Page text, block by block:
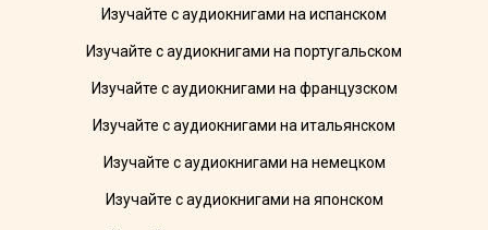
Изучайте с аудиокнигами на испанском
Изучайте с аудиокнигами на португальском
Изучайте с аудиокнигами на французском
Изучайте с аудиокнигами на итальянском
Изучайте с аудиокнигами на немецком
Изучайте с аудиокнигами на японском